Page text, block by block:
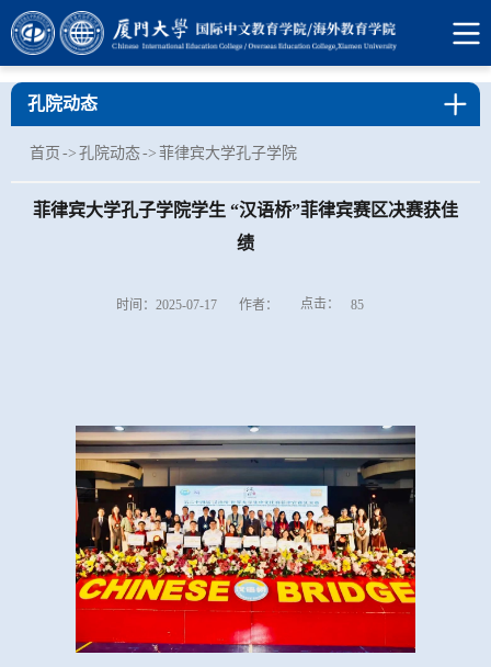
孔院动态
首页 -> 孔院动态-> 菲律宾大学孔子学院
菲律宾大学孔子学院学生 “汉语桥”菲律宾赛区决赛获佳
绩
时间：2025-07-17 作者： 点击： 85